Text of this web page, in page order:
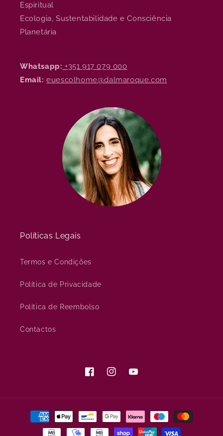
Espiritual
Ecologia, Sustentabilidade e Consciência
Planetária
Whatsapp: +351 917 079 000
Email:euescolhome@dalmaroque.com
Políticas Legais
Termos e Condições
Política de Privacidade
Política de Reembolso
Contactos
FacebookInstagramYouTube
Métodos